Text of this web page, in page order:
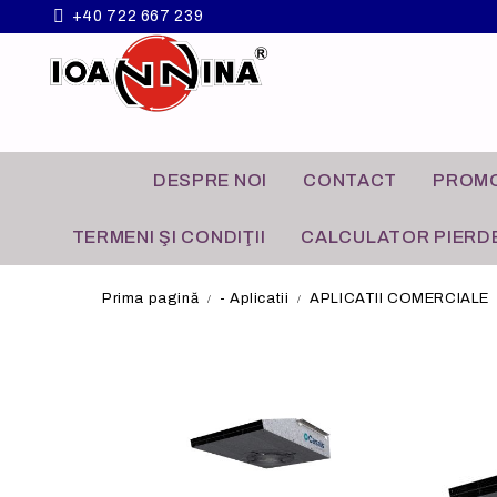
+40 722 667 239
DESPRE NOI CONTACT
TERMENI ŞI CONDIŢII CALCULATOR
Prima pagină - Aplicatii APLICATII COMERCIALE